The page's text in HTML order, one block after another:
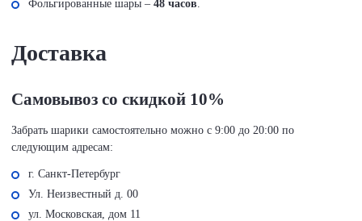
Фольгированные шары – 48 часов
Доставка
Самовывоз со скидкой 10%
Забрать шарики самостоятельно можно с 9:00 до 20:00 по
следующим адресам:
г. Санкт-Петербург
Ул. Неизвестный д. 00
ул. Московская, дом 11